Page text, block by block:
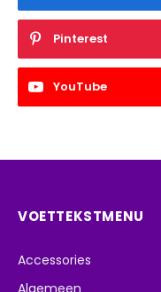
Pinterest
YouTube
VOETTEKSTMENU
Accessories
Algemeen